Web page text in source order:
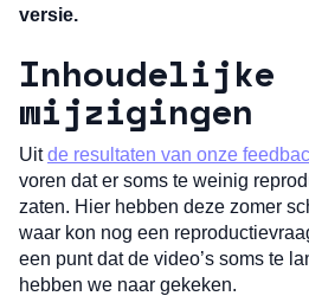
versie.
Inhoudelijke
wijzigingen
Uitde resultaten van onze
voren dat er soms te weinig
zaten. Hier hebben deze zomer
waar kon nog een
een punt dat de video’s soms te
hebben we naar gekeken.